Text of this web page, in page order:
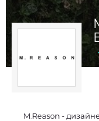
M.Reason -